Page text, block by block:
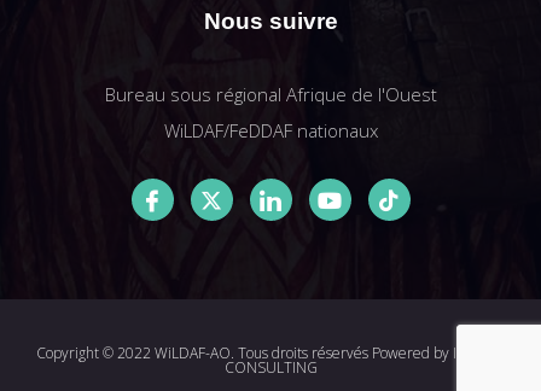
Nous suivre
Bureau sous régional Afrique de l'Ouest
WiLDAF/FeDDAF nationaux
Copyright © 2022 WiLDAF-AO. Tous droits réservés Powered by I-MEDIA
CONSULTING